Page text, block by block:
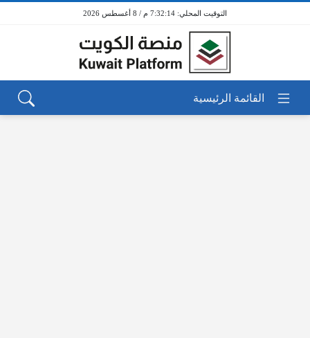
7:32:14 م / 8 أغسطس 2026